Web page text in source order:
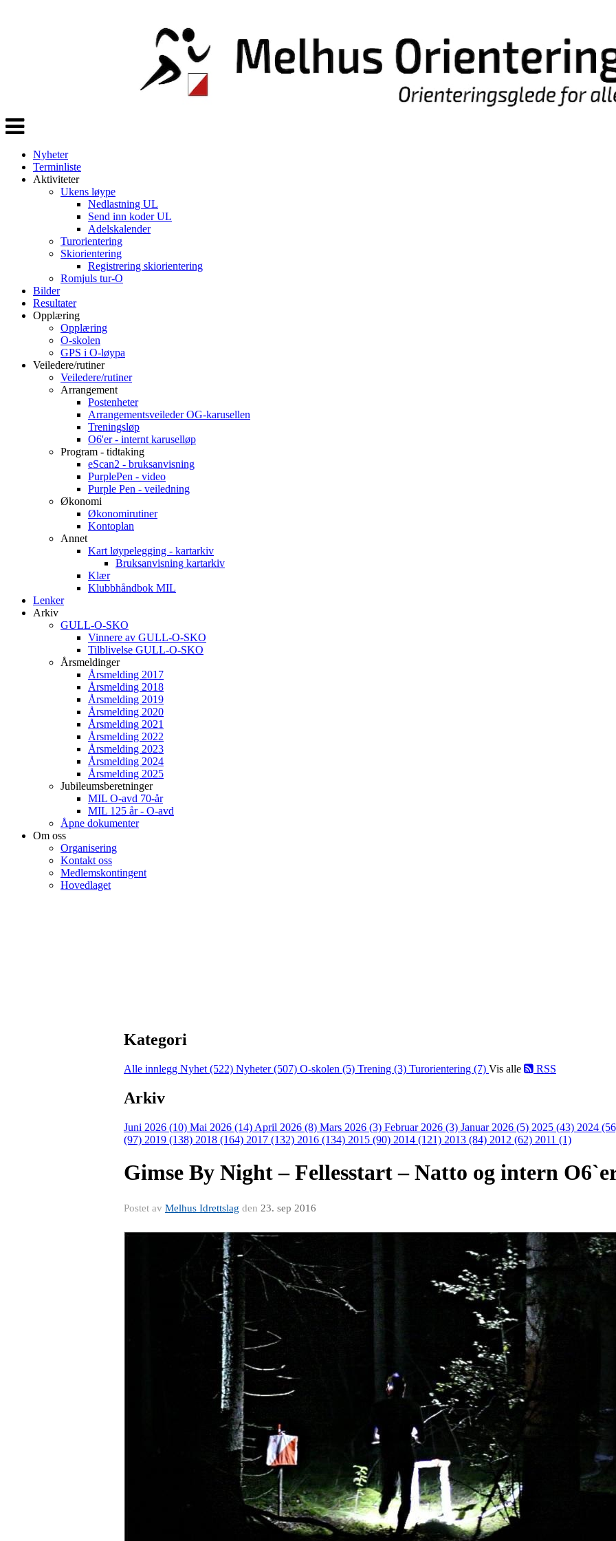
Veksle
navigasjon
Nyheter
Terminliste
Aktiviteter
Ukens løype
Nedlastning UL
Send inn koder UL
Adelskalender
Turorientering
Skiorientering
Registrering skiorientering
Romjuls tur-O
Bilder
Resultater
Opplæring
Opplæring
O-skolen
GPS i O-løypa
Veiledere/rutiner
Veiledere/rutiner
Arrangement
Postenheter
Arrangementsveileder OG-karusellen
Treningsløp
O6'er - internt karuselløp
Program - tidtaking
eScan2 - bruksanvisning
PurplePen - video
Purple Pen - veiledning
Økonomi
Økonomirutiner
Kontoplan
Annet
Kart løypelegging - kartarkiv
Bruksanvisning kartarkiv
Klær
Klubbhåndbok MIL
Lenker
Arkiv
GULL-O-SKO
Vinnere av GULL-O-SKO
Tilblivelse GULL-O-SKO
Årsmeldinger
Årsmelding 2017
Årsmelding 2018
Årsmelding 2019
Årsmelding 2020
Årsmelding 2021
Årsmelding 2022
Årsmelding 2023
Årsmelding 2024
Årsmelding 2025
Jubileumsberetninger
MIL O-avd 70-år
MIL 125 år - O-avd
Åpne dokumenter
Om oss
Organisering
Kontakt oss
Medlemskontingent
Hovedlaget
Kategori
Alle innlegg Nyhet (522) Nyheter (507) O-skolen (5) Trening (3) Turorientering (7) Vis alle RSS
Arkiv
Juni 2026 (10) Mai 2026 (14) April 2026 (8) Mars 2026 (3) Februar 2026 (3) Januar 2026 (5) 2025 (43) 2024
(97) 2019 (138) 2018 (164) 2017 (132) 2016 (134) 2015 (90) 2014 (121) 2013 (84) 2012 (62) 2011 (1)
Gimse By Night – Fellesstart – Natto og intern
Postet av Melhus Idrettslag den 23. sep 2016